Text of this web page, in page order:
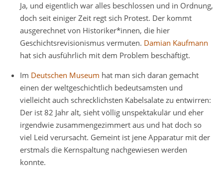
Ja, und eigentlich war alles beschlossen und in Ordnung,
doch seit einiger Zeit regt sich Protest. Der kommt
ausgerechnet von Historiker*innen, die hier
Geschichtsrevisionismus vermuten. Damian Kaufmann
hat sich ausführlich mit dem Problem beschäftigt.
Im Deutschen Museum hat man sich daran gemacht
einen der weltgeschichtlich bedeutsamsten und
vielleicht auch schrecklichsten Kabelsalate zu entwirren:
Der ist 82 Jahr alt, sieht völlig unspektakulär und eher
irgendwie zusammengezimmert aus und hat doch so
viel Leid verursacht. Gemeint ist jene Apparatur mit der
erstmals die Kernspaltung nachgewiesen werden
konnte.